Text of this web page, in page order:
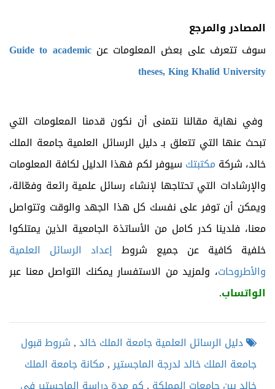
المصادر والمرجع
سوف تتعرف على بعض المعلومات عن Guide to academic
theses, King Khalid University
وفي نهاية مقالنا نتمنى أن نكون قدمنا المعلومات التي
تبحث عنها التي تتعلق بـ دليل الرسائل العلمية جامعة الملك
خالد، شركة مكتبتك سيوفر لكم فهذا الدليل لكافة المعلومات
والإرشادات التي تحتاجها لإنشاء رسائل علمية رائعة وفعّالة،
ويمكن أن توفر على نفسك كل هذا الجهد والوقت وتتواصل
معنا، فلدينا كدر كامل من الأساتذة الجامعية الذين يمتلكوا
خلفية كافية عن جميع شروط إعداد الرسائل العلمية
والأطروحات، ولمزيد من الاستفسار يمكنك التواصل معنا عبر
الواتساب.
دليل الرسائل العلمية جامعة الملك خالد,شروط قبول
جامعة الملك خالد لدرجة الماجستير,مكانة جامعة الملك